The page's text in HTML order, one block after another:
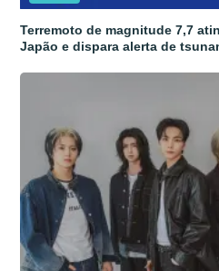
Terremoto de magnitude 7,7
Japão e dispara alerta de